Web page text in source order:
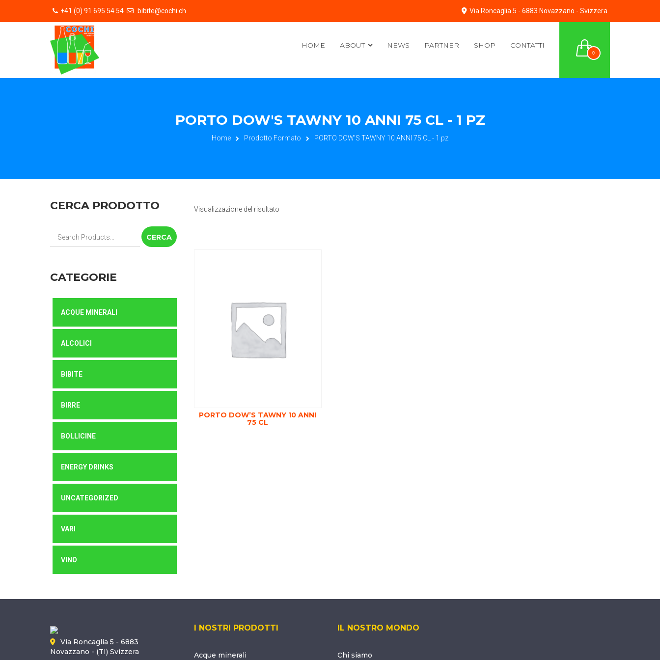
+41 (0) 91 695 54 54 bibite@cochi.ch Via Roncaglia 5 - 6883 Novazzano - Svizzera
0
HOME ABOUT NEWS PARTNER SHOP CONTATTI
PORTO DOW'S TAWNY 10 ANNI 75 CL - 1 PZ
Home Prodotto Formato PORTO DOW'S TAWNY 10 ANNI 75 CL - 1 pz
Visualizzazione del risultato
PORTO DOW’S TAWNY 10 ANNI
75 CL
CERCA PRODOTTO
Cerca:
CATEGORIE
ACQUE MINERALI
ALCOLICI
BIBITE
BIRRE
BOLLICINE
ENERGY DRINKS
UNCATEGORIZED
VARI
VINO
Via Roncaglia 5 - 6883
Novazzano - (TI) Svizzera
I NOSTRI PRODOTTI
Acque minerali
IL NOSTRO MONDO
Chi siamo